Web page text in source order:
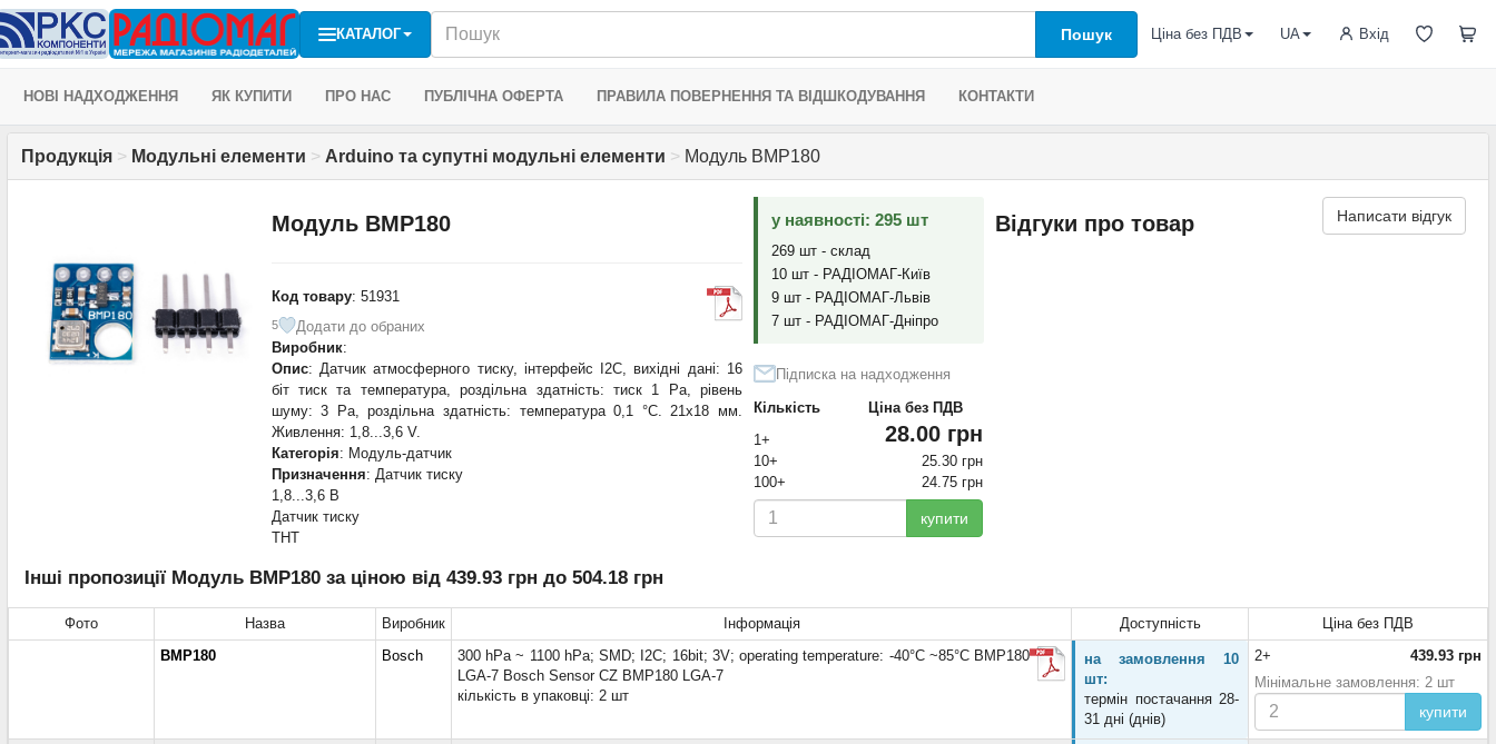
КАТАЛОГ Пошук Вхід
Ціна без ПДВ UA
НОВІ НАДХОДЖЕННЯ ЯК КУПИТИ ПРО НАС ПУБЛІЧНА ОФЕРТА ПРАВИЛА ПОВЕРНЕННЯ ТА ВІДШКОДУВАННЯ КОНТАКТИ
Продукція > Модульні елементи > Arduino та супутні модульні елементи > Модуль BMP180
Модуль BMP180
Код товару: 51931
5
Додати до обраних
Виробник:
Опис: Датчик атмосферного тиску, інтерфейс I2C, вихідні дані: 16
біт тиск та температура, роздільна здатність: тиск 1 Pa, рівень
шуму: 3 Pa, роздільна здатність: температура 0,1 °C. 21x18 мм.
Живлення: 1,8...3,6 V.
Категорія: Модуль-датчик
Призначення: Датчик тиску
1,8...3,6 В
Датчик тиску
THT
у наявності: 295 шт
269 шт - склад
10 шт - РАДІОМАГ-Київ
9 шт - РАДІОМАГ-Львів
7 шт - РАДІОМАГ-Дніпро
Підписка на надходження
Кількість
Ціна без ПДВ
1+
28.00 грн
10+
25.30 грн
100+
24.75 грн
купити
Відгуки про товар Написати відгук
Інші пропозиції Модуль BMP180 за ціною від 439.93 грн до 504.18 грн
Фото Назва Виробник Інформація Доступність
Ціна без ПДВ
BMP180
Bosch
300 hPa ~ 1100 hPa; SMD; I2C; 16bit; 3V; operating temperature: -40°C ~85°C BMP180
LGA-7 Bosch Sensor CZ BMP180 LGA-7
кількість в упаковці: 2 шт
на замовлення 10
шт:
термін постачання 28-
31 дні (днів)
2+
439.93 грн
Мінімальне замовлення: 2 шт
купити